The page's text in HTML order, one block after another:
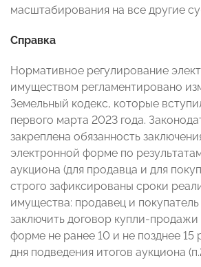
масштабирования на все другие
Справка
Нормативное регулирование
имуществом регламентировано
Земельный кодекс, которые
первого марта 2023 года.
закреплена обязанность
электронной форме по
аукциона (для продавца и для
строго зафиксированы сроки
имущества: продавец и
заключить договор купли-продажи
форме не ранее 10 и не позднее 15
дня подведения итогов аукциона